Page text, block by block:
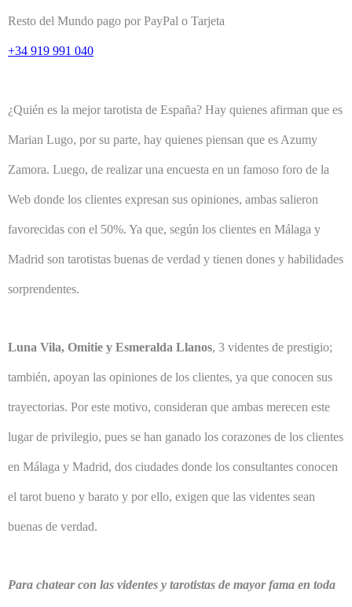
Resto del Mundo pago por PayPal o Tarjeta
+34 919 991 040
¿Quién es la mejor tarotista de España? Hay quienes afirman que es
Marian Lugo, por su parte, hay quienes piensan que es Azumy
Zamora. Luego, de realizar una encuesta en un famoso foro de la
Web donde los clientes expresan sus opiniones, ambas salieron
favorecidas con el 50%. Ya que, según los clientes en Málaga y
Madrid son tarotistas buenas de verdad y tienen dones y habilidades
sorprendentes.
Luna Vila, Omitie y Esmeralda Llanos, 3 videntes de prestigio;
también, apoyan las opiniones de los clientes, ya que conocen sus
trayectorias. Por este motivo, consideran que ambas merecen este
lugar de privilegio, pues se han ganado los corazones de los clientes
en Málaga y Madrid, dos ciudades donde los consultantes conocen
el tarot bueno y barato y por ello, exigen que las videntes sean
buenas de verdad.
Para chatear con las videntes y tarotistas de mayor fama en toda